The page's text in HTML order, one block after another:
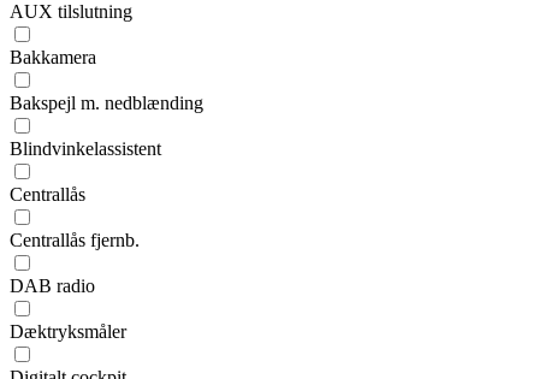
AUX tilslutning
Bakkamera
Bakspejl m. nedblænding
Blindvinkelassistent
Centrallås
Centrallås fjernb.
DAB radio
Dæktryksmåler